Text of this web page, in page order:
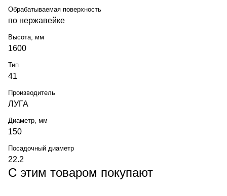
Обрабатываемая поверхность
по нержавейке
Высота, мм
1600
Тип
41
Производитель
ЛУГА
Диаметр, мм
150
Посадочный диаметр
22.2
С этим товаром покупают